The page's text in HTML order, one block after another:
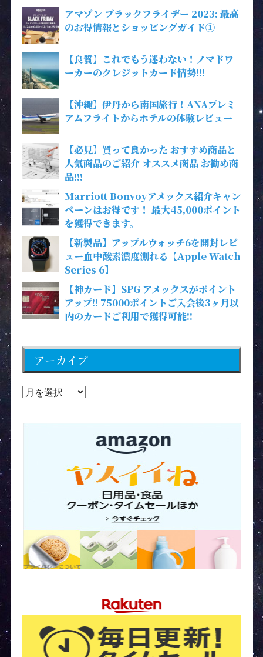
アマゾン ブラックフライデー 2023: 最高
のお得情報とショッピングガイド①
【良質】これでもう迷わない！ノマドワ
ーカーのクレジットカード情勢!!!
【沖縄】伊丹から南国旅行！ANAプレミ
アムフライトからホテルの体験レビュー
【必見】買って良かった おすすめ商品と
人気商品のご紹介 オススメ商品 お勧め商
品!!!
Marriott Bonvoyアメックス紹介キャン
ペーンはお得です！ 最大45,000ポイント
を獲得できます。
【新製品】アップルウォッチ6を開封レビ
ュー血中酸素濃度測れる【Apple Watch
Series 6】
【神カード】SPG アメックスがポイント
アップ!! 75000ポイントご入会後3ヶ月以
内のカードご利用で獲得可能!!
アーカイブ